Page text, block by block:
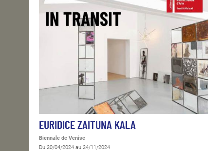
EURIDICE ZAITUNA KALA
Biennale de Venise
Du 20/04/2024 au 24/11/2024